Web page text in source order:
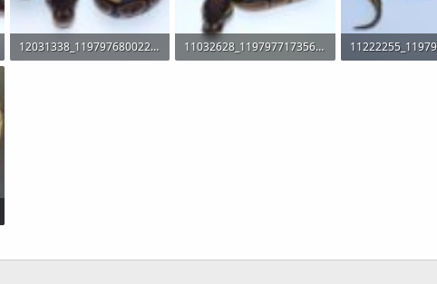
12031338_1197976800229009_2129652322211838066_o.jpg
11032628_1197977173562305_5333929988632500114_o.jpg